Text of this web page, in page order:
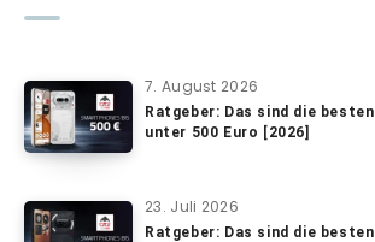
7. August 2026
Ratgeber: Das sind die
unter 500 Euro [2026]
23. Juli 2026
Ratgeber: Das sind die